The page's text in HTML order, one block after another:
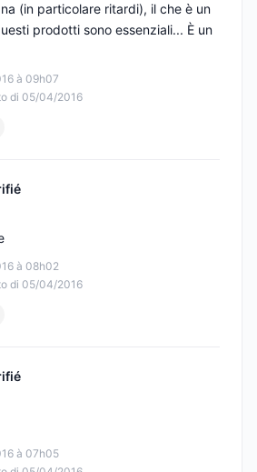
à 09h07
di 05/04/2016
(in particolare ritardi), il che è un
prodotti sono essenziali... È un
à 08h02
di 05/04/2016
à 07h05